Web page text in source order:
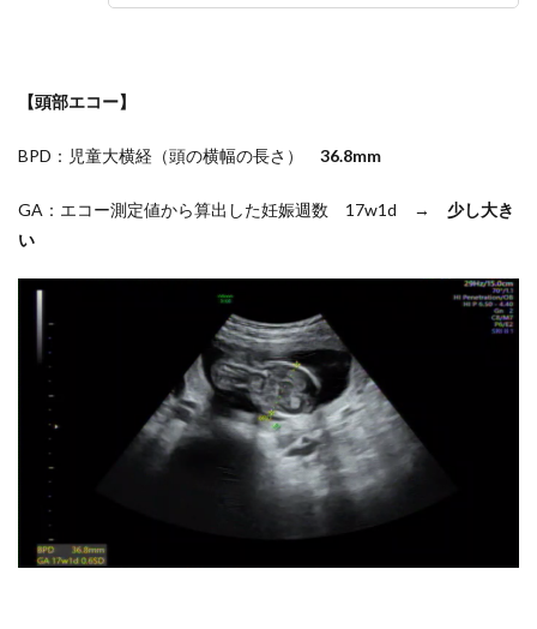
【頭部エコー】
BPD：児童大横経（頭の横幅の長さ） 36.8mm
GA：エコー測定値から算出した妊娠週数 17w1d → 少し大き
い